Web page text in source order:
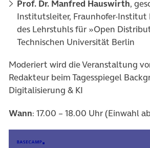
Prof. Dr. Manfred Hauswirth,
Institutsleiter, Fraunhofer-Institut
des Lehrstuhls für »Open
Technischen Universität Berlin
Moderiert wird die Veranstaltung
Redakteur beim Tagesspiegel
Digitalisierung & KI
Wann: 17.00 – 18.00 Uhr (Einwahl